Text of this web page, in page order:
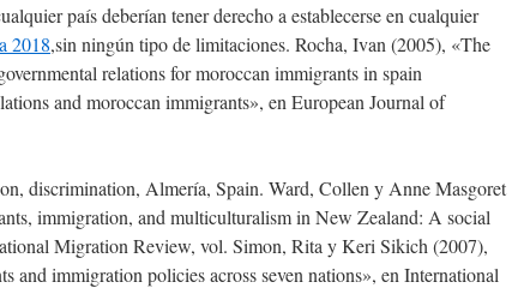
país deberían tener derecho a establecerse en cualquier
2018,sin ningún tipo de limitaciones. Rocha, Ivan (2005), «The
relations for moroccan immigrants in spain
and moroccan immigrants», en European Journal of
discrimination, Almería, Spain. Ward, Collen y Anne Masgoret
immigration, and multiculturalism in New Zealand: A social
Migration Review, vol. Simon, Rita y Keri Sikich (2007),
and immigration policies across seven nations», en International